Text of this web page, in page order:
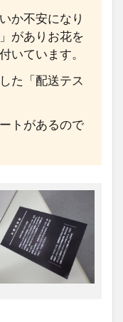
か不安になり
がありお花を
いています。
た「配送テス
トがあるので